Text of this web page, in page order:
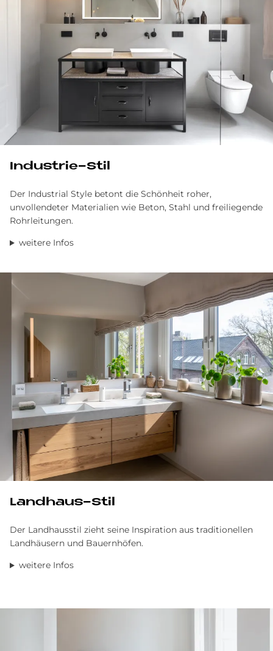
In­du­strie-Stil
Der Industrial Style betont die Schönheit roher,
unvollendeter Materialien wie Beton, Stahl und freiliegende
Rohrleitungen.
weitere Infos
Land­haus-Stil
Der Landhausstil zieht seine Inspiration aus traditionellen
Landhäusern und Bauernhöfen.
weitere Infos